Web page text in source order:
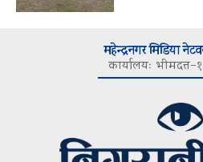
महेन्द्रनगर मिडिया
कार्यालयः